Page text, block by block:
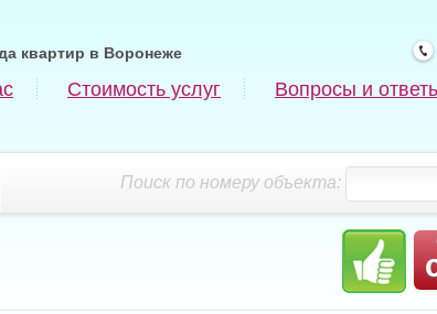
квартир в Воронеже
Стоимость услуг Вопросы и
Поиск по номеру объекта: